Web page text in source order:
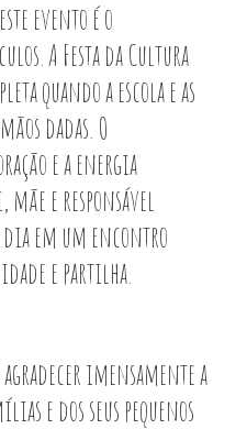
evento é o
A Festa da Cultura
quando a escola e as
dadas. O
e a energia
e responsável
em um encontro
e partilha.
imensamente a
e dos seus pequenos